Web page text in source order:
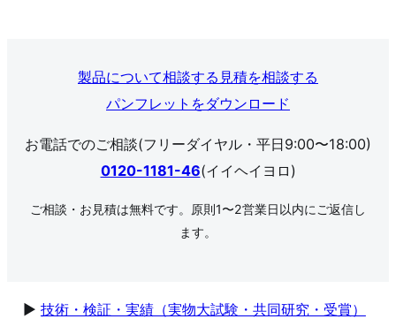
製品について相談する 見積を相談する
パンフレットをダウンロード
お電話でのご相談(フリーダイヤル・平日9:00〜18:00)
0120-1181-46(イイヘイヨロ)
ご相談・お見積は無料です。原則1〜2営業日以内にご返信し
ます。
▶ 技術・検証・実績（実物大試験・共同研究・受賞）